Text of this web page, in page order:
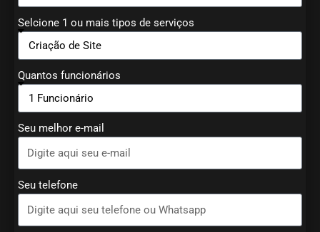
Selcione 1 ou mais tipos de serviços
Quantos funcionários
Seu melhor e-mail
Seu telefone